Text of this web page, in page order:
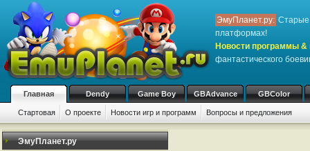
ЭмуПланет.ру: Старые
платформах!
Новости программы &
фантастического
Главная Dendy Game Boy GBAdvance GBColor
Стартовая О проекте Новости игр и программ Вопросы и предложения
ЭмуПланет.ру